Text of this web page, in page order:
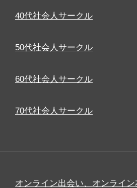
40代社会人サークル
50代社会人サークル
60代社会人サークル
70代社会人サークル
オンライン出会い、オンライ